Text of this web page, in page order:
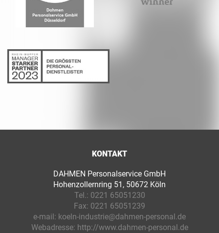
KONTAKT
DAHMEN Personalservice GmbH
Hohenzollernring 51, 50672 Köln
Tel.: 0221 65051230
Fax: 0221 65051239
e-mail: koeln-industrie@dahmen-personal.de
Webadresse: http://www.dahmen-personal.de